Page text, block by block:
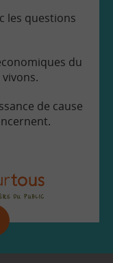
les questions
du
de cause